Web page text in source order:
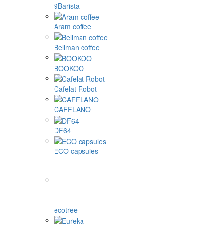
9Barista
Aram coffee
Bellman coffee
BOOKOO
Cafelat Robot
CAFFLANO
DF64
ECO capsules
ecotree